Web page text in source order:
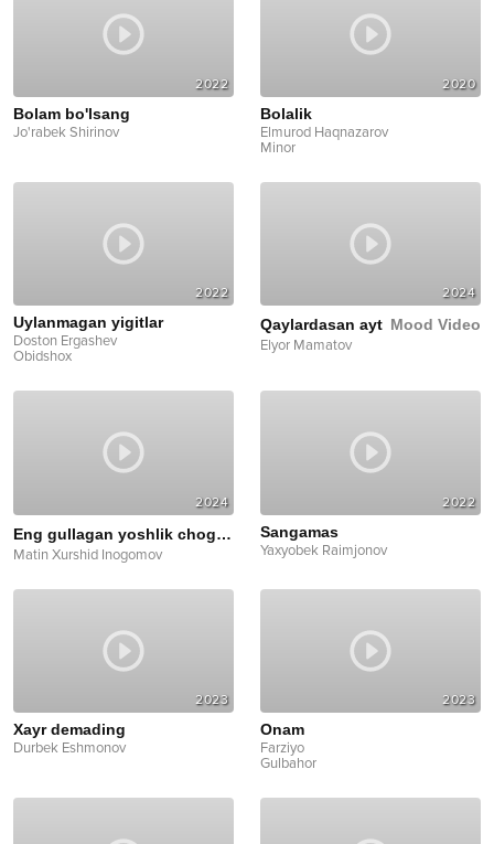
2022
Bolam bo'lsang
Jo'rabek Shirinov
2020
Bolalik
Elmurod Haqnazarov
Minor
2022
Uylanmagan yigitlar
Doston Ergashev
Obidshox
2024
Qaylardasan ayt Mood Video
Elyor Mamatov
2024
Eng gullagan yoshlik chog'imda
cover
Matin Xurshid Inogomov
2022
Sangamas
Yaxyobek Raimjonov
2023
Xayr demading
Durbek Eshmonov
2023
Onam
Farziyo
Gulbahor